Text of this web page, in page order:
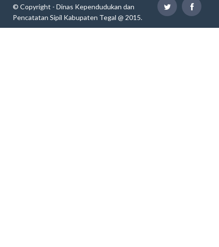
© Copyright - Dinas Kependudukan dan
Pencatatan Sipil Kabupaten Tegal @ 2015.